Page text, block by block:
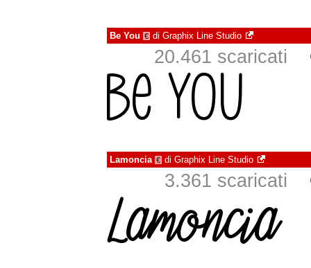
Be You € di Graphix Line Studio
20.461 scaricati
Lamoncia € di Graphix Line Studio
3.361 scaricati